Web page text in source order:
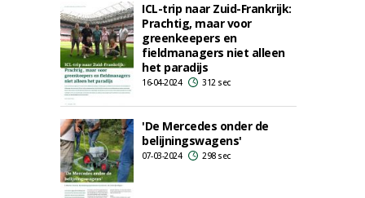
ICL-trip naar Zuid-Frankrijk:
Prachtig, maar voor
greenkeepers en
fieldmanagers niet alleen
het paradijs
16-04-2024 312 sec
'De Mercedes onder de
belijningswagens'
07-03-2024 298 sec